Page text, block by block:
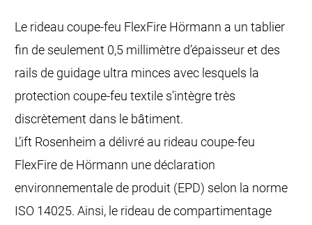
Le rideau coupe-feu FlexFire Hörmann a un tablier
fin de seulement 0,5 millimètre d’épaisseur et des
rails de guidage ultra minces avec lesquels la
protection coupe-feu textile s’intègre très
discrètement dans le bâtiment.
L’ift Rosenheim a délivré au rideau coupe-feu
FlexFire de Hörmann une déclaration
environnementale de produit (EPD) selon la norme
ISO 14025. Ainsi, le rideau de compartimentage